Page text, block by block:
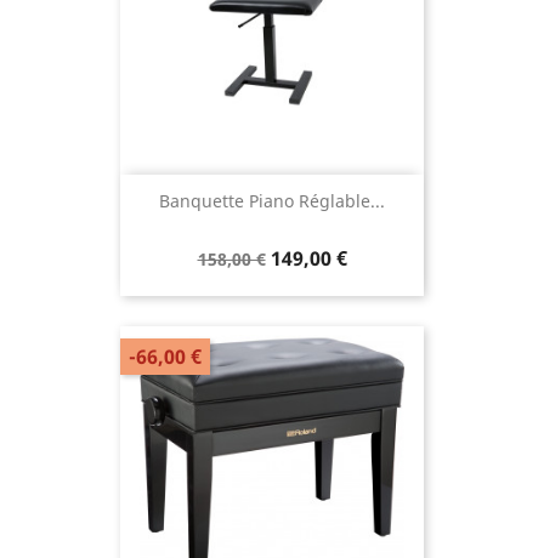
Banquette Piano Réglable...
158,00 € 149,00 €
-66,00 €